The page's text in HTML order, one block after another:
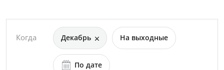
Когда Декабрь На выходные
По дате